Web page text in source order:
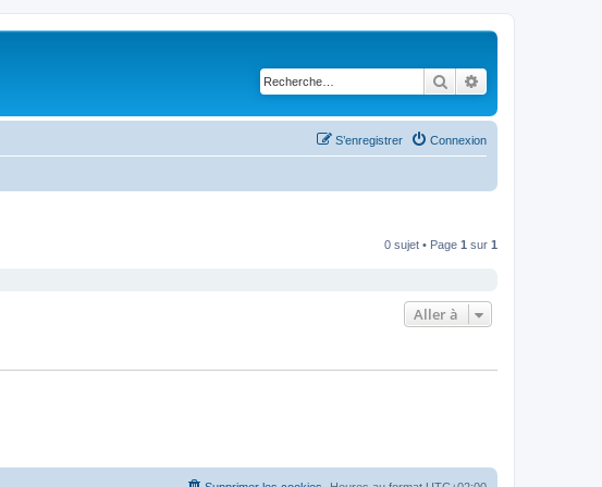
Rechercher
Connexion
S’enregistrer
0 sujet • Page 1 sur 1
Aller à